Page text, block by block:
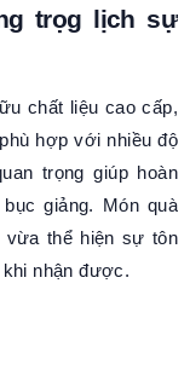
trọg lịch sự
chất liệu cao cấp,
hợp với nhiều độ
trọng giúp hoàn
giảng. Món quà
thể hiện sự tôn
nhận được.